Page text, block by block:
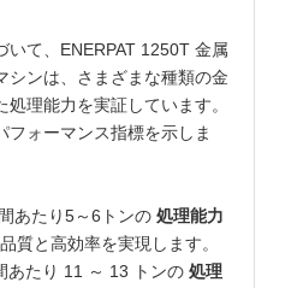
いて、ENERPAT 1250T 金属
シンは、さまざまな種類の金
理能力を実証しています。
フォーマンス指標を示しま
あたり5～6トンの 処理能力
質と高効率を実現します。
あたり 11 ～ 13 トンの 処理